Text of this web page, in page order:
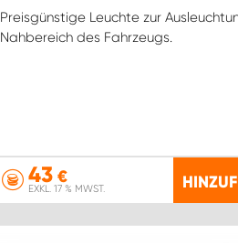
Preisgünstige Leuchte zur
Nahbereich des Fahrzeugs.
43 €
EXKL. 17 % MWST.